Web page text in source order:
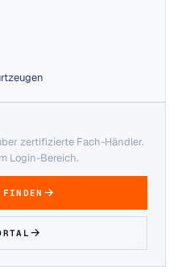
zertifizierte Fach-Händler.
Login-Bereich.